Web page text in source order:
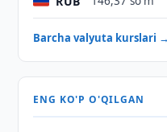
Barcha valyuta kurslari →
ENG KO'P O'QILGAN